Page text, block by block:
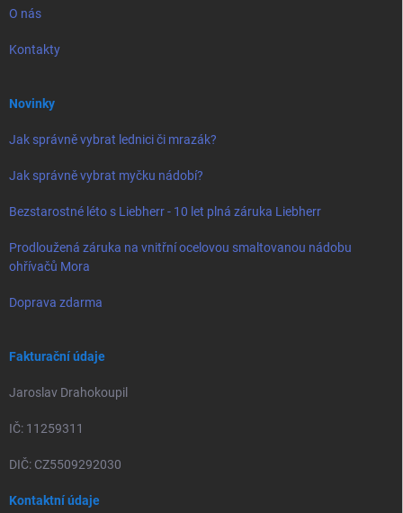
O nás
Kontakty
Novinky
Jak správně vybrat lednici či mrazák?
Jak správně vybrat myčku nádobí?
Bezstarostné léto s Liebherr - 10 let plná záruka Liebherr
Prodloužená záruka na vnitřní ocelovou smaltovanou nádobu
ohřívačů Mora
Doprava zdarma
Fakturační údaje
Jaroslav Drahokoupil
IČ: 11259311
DIČ: CZ5509292030
Kontaktní údaje